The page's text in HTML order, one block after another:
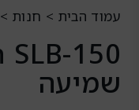
עמוד הבית > חנות>
שמיעה